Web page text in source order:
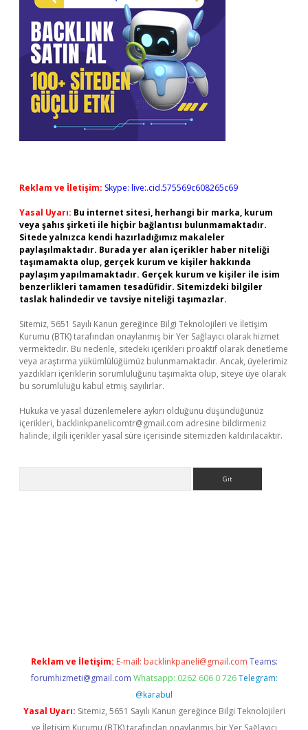
Reklam ve İletişim: Skype: live:.cid.575569c608265c69
Yasal Uyarı: Bu internet sitesi, herhangi bir marka, kurum
veya şahıs şirketi ile hiçbir bağlantısı bulunmamaktadır.
Sitede yalnızca kendi hazırladığımız makaleler
paylaşılmaktadır. Burada yer alan içerikler haber niteliği
taşımamakta olup, gerçek kurum ve kişiler hakkında
paylaşım yapılmamaktadır. Gerçek kurum ve kişiler ile isim
benzerlikleri tamamen tesadüfidir. Sitemizdeki bilgiler
taslak halindedir ve tavsiye niteliği taşımazlar.
Sitemiz, 5651 Sayılı Kanun gereğince Bilgi Teknolojileri ve İletişim
Kurumu (BTK) tarafından onaylanmış bir Yer Sağlayıcı olarak hizmet
vermektedir. Bu nedenle, sitedeki içerikleri proaktif olarak denetleme
veya araştırma yükümlülüğümüz bulunmamaktadır. Ancak, üyelerimiz
yazdıkları içeriklerin sorumluluğunu taşımakta olup, siteye üye olarak
bu sorumluluğu kabul etmiş sayılırlar.
Hukuka ve yasal düzenlemelere aykırı olduğunu düşündüğünüz
içerikleri, backlinkpanelicomtr@gmail.com adresine bildirmeniz
halinde, ilgili içerikler yasal süre içerisinde sitemizden kaldırılacaktır.
Reklam ve İletişim: E-mail: backlinkpaneli@gmail.com Teams:
forumhizmeti@gmail.com Whatsapp: 0262 606 0 726 Telegram:
@karabul
Yasal Uyarı: Sitemiz, 5651 Sayılı Kanun gereğince Bilgi Teknolojileri
ve İletişim Kurumu (BTK) tarafından onaylanmış bir Yer Sağlayıcı